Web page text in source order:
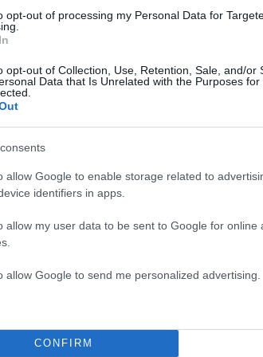
opt-out of processing my Personal Data for
opt-out of Collection, Use, Retention, Sale, and/or
Data that Is Unrelated with the Purposes for
allow Google to enable storage related to
identifiers in apps.
allow my user data to be sent to Google for online
allow Google to send me personalized advertising.
CONFIRM
πώλησης καυσίμων για όλη την Ελλάδα
αυτές τις περιοχές οι παραγγελίες
να φανεί αργότερα μέσα
ταξίδι της επιστροφής των
λιγότερο από αυτό της εξόδου, υπό
τιμές του πετρελαίου δεν θα
η τιμή του πετρελαίου
ανακούφιση για τους
λόγω των ανατιμήσεων
φορτηγά και επαγγελματικά
καυσίμων προβλέπεται σε λίγες
την επιδότηση
. Υπό αυτές τις